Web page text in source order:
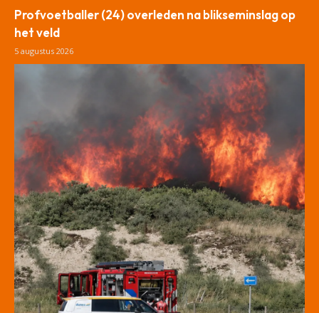
Profvoetballer (24) overleden na blikseminslag op
het veld
5 augustus 2026